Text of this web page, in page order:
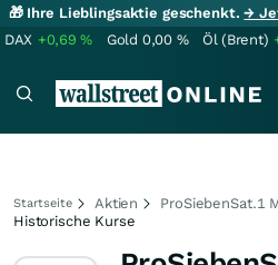
🎁 Ihre Lieblingsaktie geschenkt.→
DAX +0,69% Gold 0,00 % Öl (Brent)
Startseite Aktien
ProSiebenSat.1
Historische Kurse